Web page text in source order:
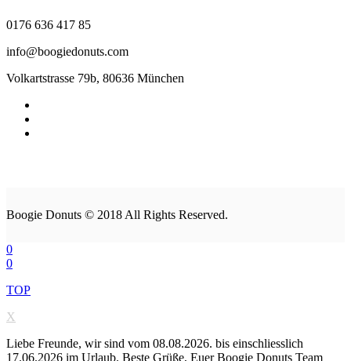
0176 636 417 85
info@boogiedonuts.com
Volkartstrasse 79b, 80636 München
Boogie Donuts © 2018 All Rights Reserved.
0
0
TOP
X
Liebe Freunde, wir sind vom 08.08.2026. bis einschliesslich
17.06.2026 im Urlaub. Beste Grüße, Euer Boogie Donuts Team